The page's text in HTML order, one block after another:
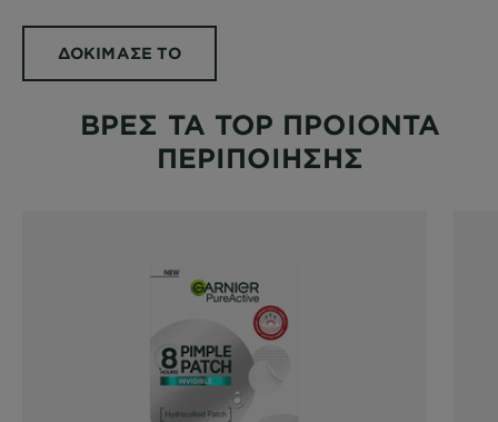
ΔΟΚΙΜΑΣΕ ΤΟ
ΒΡΕΣ ΤΑ TOP ΠΡΟΙΟΝΤΑ
ΠΕΡΙΠΟΙΗΣΗΣ